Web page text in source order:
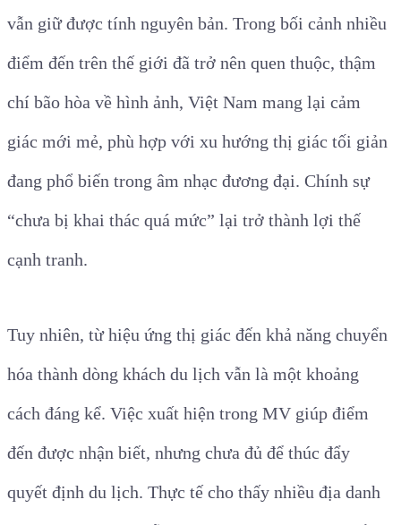
vẫn giữ được tính nguyên bản. Trong bối cảnh nhiều
điểm đến trên thế giới đã trở nên quen thuộc, thậm
chí bão hòa về hình ảnh, Việt Nam mang lại cảm
giác mới mẻ, phù hợp với xu hướng thị giác tối giản
đang phổ biến trong âm nhạc đương đại. Chính sự
“chưa bị khai thác quá mức” lại trở thành lợi thế
cạnh tranh.
Tuy nhiên, từ hiệu ứng thị giác đến khả năng chuyển
hóa thành dòng khách du lịch vẫn là một khoảng
cách đáng kể. Việc xuất hiện trong MV giúp điểm
đến được nhận biết, nhưng chưa đủ để thúc đẩy
quyết định du lịch. Thực tế cho thấy nhiều địa danh